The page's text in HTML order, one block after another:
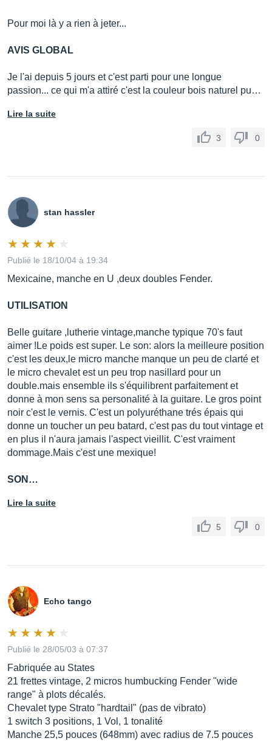
Pour moi là y a rien à jeter...
AVIS GLOBAL
Je l'ai depuis 5 jours et c'est parti pour une longue
passion... ce qui m'a attiré c'est la couleur bois naturel pu…
Lire la suite
3 0
stan hassler
Publié le 18/10/04 à 19:34
Mexicaine, manche en U ,deux doubles Fender.
UTILISATION
Belle guitare ,lutherie vintage,manche typique 70's faut
aimer !Le poids est super. Le son: alors la meilleure position
c'est les deux,le micro manche manque un peu de clarté et
le micro chevalet est un peu trop nasillard pour un
double.mais ensemble ils s'équilibrent parfaitement et
donne à mon sens sa personalité à la guitare. Le gros point
noir c'est le vernis. C'est un polyuréthane trés épais qui
donne un toucher un peu batard, c'est pas du tout vintage et
en plus il n'aura jamais l'aspect vieillit. C'est vraiment
dommage.Mais c'est une mexique!
SON…
Lire la suite
5 0
Echo tango
Publié le 28/05/03 à 07:37
Fabriquée au States
21 frettes vintage, 2 micros humbucking Fender "wide
range" à plots décalés.
Chevalet type Strato "hardtail" (pas de vibrato)
1 switch 3 positions, 1 Vol, 1 tonalité
Manche 25,5 pouces (648mm) avec radius de 7.5 pouces